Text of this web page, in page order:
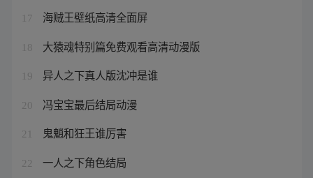
17 海贼王壁纸高清全面屏
18 大猿魂特别篇免费观看高清动漫版
19 异人之下真人版沈冲是谁
20 冯宝宝最后结局动漫
21 鬼魈和狂王谁厉害
22 一人之下角色结局